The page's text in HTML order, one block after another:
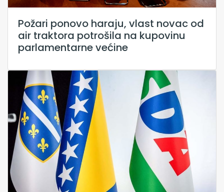
Požari ponovo haraju, vlast novac od
air traktora potrošila na kupovinu
parlamentarne većine